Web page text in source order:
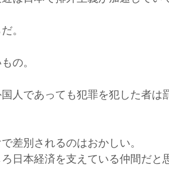
。
の。
人であっても犯罪を犯した者は
差別されるのはおかしい。
日本経済を支えている仲間だと